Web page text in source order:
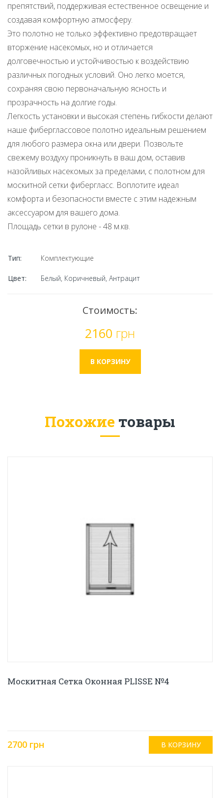
препятствий, поддерживая естественное освещение и
создавая комфортную атмосферу.
Это полотно не только эффективно предотвращает
вторжение насекомых, но и отличается
долговечностью и устойчивостью к воздействию
различных погодных условий. Оно легко моется,
сохраняя свою первоначальную ясность и
прозрачность на долгие годы.
Легкость установки и высокая степень гибкости делают
наше фиберглассовое полотно идеальным решением
для любого размера окна или двери. Позвольте
свежему воздуху проникнуть в ваш дом, оставив
назойливых насекомых за пределами, с полотном для
москитной сетки фибергласс. Воплотите идеал
комфорта и безопасности вместе с этим надежным
аксессуаром для вашего дома.
Площадь сетки в рулоне - 48 м.кв.
Тип: Комплектующие
Цвет: Белый, Коричневый, Антрацит
Стоимость:
2160 грн
Похожие товары
Москитная Сетка Оконная PLISSE №4
2700 грн